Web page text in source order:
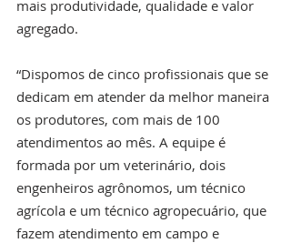
mais produtividade, qualidade e valor
agregado.
“Dispomos de cinco profissionais que se
dedicam em atender da melhor maneira
os produtores, com mais de 100
atendimentos ao mês. A equipe é
formada por um veterinário, dois
engenheiros agrônomos, um técnico
agrícola e um técnico agropecuário, que
fazem atendimento em campo e